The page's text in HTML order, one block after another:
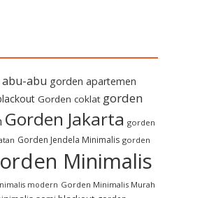
abu gorden apartemen
Gorden coklat gorden
Gorden Jakarta gorden
Gorden Jendela Minimalis gorden
Minimalis
modern Gorden Minimalis Murah